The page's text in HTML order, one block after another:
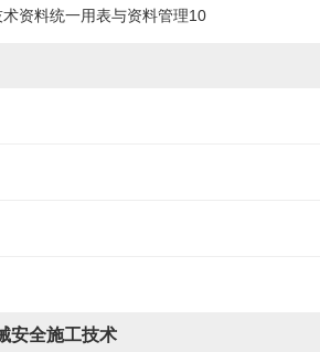
资料统一用表与资料管理10
安全施工技术